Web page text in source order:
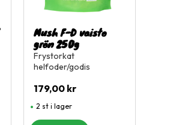
Mush F-D vaisto
grön 250g
Frystorkat
helfoder/godis
179,00 kr
2 st i lager